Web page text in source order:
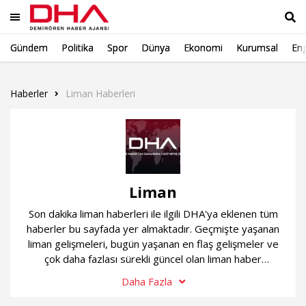
Gündem Politika Spor Dünya Ekonomi Kurumsal
Haberler Liman Haberleri
Liman
Son dakika liman haberleri ile ilgili DHA'ya eklenen tüm
haberler bu sayfada yer almaktadır. Geçmişte yaşanan
liman gelişmeleri, bugün yaşanan en flaş gelişmeler ve
çok daha fazlası sürekli güncel olan liman haber
Daha Fazla